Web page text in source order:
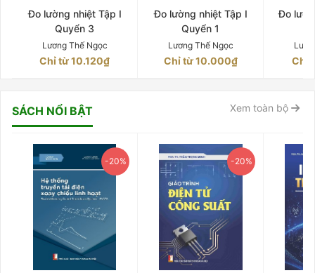
Đo lường nhiệt Tập I
Quyển 3
Lương Thế Ngọc
Chỉ từ 10.120₫
Đo lường nhiệt Tập I
Quyển 1
Lương Thế Ngọc
Chỉ từ 10.000₫
Đo
Chỉ
SÁCH NỔI BẬT Xem toàn bộ
-20% -20%